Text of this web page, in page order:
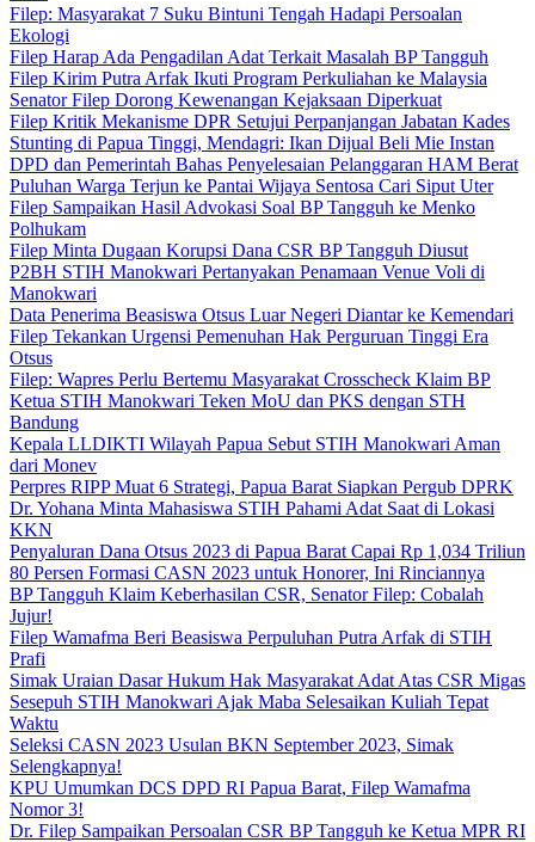
Filep: Masyarakat 7 Suku Bintuni Tengah Hadapi Persoalan
Ekologi
Filep Harap Ada Pengadilan Adat Terkait Masalah BP Tangguh
Filep Kirim Putra Arfak Ikuti Program Perkuliahan ke Malaysia
Senator Filep Dorong Kewenangan Kejaksaan Diperkuat
Filep Kritik Mekanisme DPR Setujui Perpanjangan Jabatan Kades
Stunting di Papua Tinggi, Mendagri: Ikan Dijual Beli Mie Instan
DPD dan Pemerintah Bahas Penyelesaian Pelanggaran HAM Berat
Puluhan Warga Terjun ke Pantai Wijaya Sentosa Cari Siput Uter
Filep Sampaikan Hasil Advokasi Soal BP Tangguh ke Menko
Polhukam
Filep Minta Dugaan Korupsi Dana CSR BP Tangguh Diusut
P2BH STIH Manokwari Pertanyakan Penamaan Venue Voli di
Manokwari
Data Penerima Beasiswa Otsus Luar Negeri Diantar ke Kemendari
Filep Tekankan Urgensi Pemenuhan Hak Perguruan Tinggi Era
Otsus
Filep: Wapres Perlu Bertemu Masyarakat Crosscheck Klaim BP
Ketua STIH Manokwari Teken MoU dan PKS dengan STH
Bandung
Kepala LLDIKTI Wilayah Papua Sebut STIH Manokwari Aman
dari Monev
Perpres RIPP Muat 6 Strategi, Papua Barat Siapkan Pergub DPRK
Dr. Yohana Minta Mahasiswa STIH Pahami Adat Saat di Lokasi
KKN
Penyaluran Dana Otsus 2023 di Papua Barat Capai Rp 1,034 Triliun
80 Persen Formasi CASN 2023 untuk Honorer, Ini Rinciannya
BP Tangguh Klaim Keberhasilan CSR, Senator Filep: Cobalah
Jujur!
Filep Wamafma Beri Beasiswa Perpuluhan Putra Arfak di STIH
Prafi
Simak Uraian Dasar Hukum Hak Masyarakat Adat Atas CSR Migas
Sesepuh STIH Manokwari Ajak Maba Selesaikan Kuliah Tepat
Waktu
Seleksi CASN 2023 Usulan BKN September 2023, Simak
Selengkapnya!
KPU Umumkan DCS DPD RI Papua Barat, Filep Wamafma
Nomor 3!
Dr. Filep Sampaikan Persoalan CSR BP Tangguh ke Ketua MPR RI